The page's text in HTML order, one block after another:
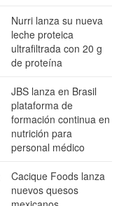
Nurri lanza su nueva
leche proteica
ultrafiltrada con 20 g
de proteína
JBS lanza en Brasil
plataforma de
formación continua en
nutrición para
personal médico
Cacique Foods lanza
nuevos quesos